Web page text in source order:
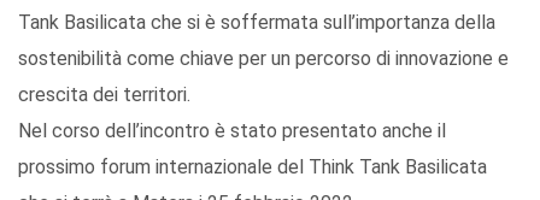
Tank Basilicata che si è soffermata sull’importanza della
sostenibilità come chiave per un percorso di innovazione e
crescita dei territori.
Nel corso dell’incontro è stato presentato anche il
prossimo forum internazionale del Think Tank Basilicata